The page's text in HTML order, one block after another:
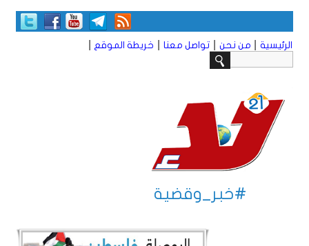
الرئيسية من نحن تواصل معنا خريطة الموقع
#خبر_وقضية